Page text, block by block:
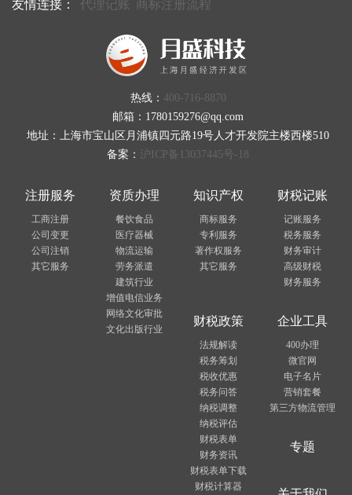
友情连接： 代理记账 商标注册流程
热线： 400-716-8870
邮箱：1780159276@qq.com
地址：上海市宝山区月浦镇四元路19号人才开发院主楼西楼510
备案： 沪ICP备13037445号-18
注册服务
工商注册
公司变更
公司注销
其它服务
资质办理
餐饮食品
医疗器械
物流运输
劳务派遣
建筑行业
增值电信业务
网络文化审批
文化出版行业
知识产权
商标服务
专利服务
著作权服务
其它服务
财税记账
记账服务
税务服务
财务审计
高级财税
财务服务
财税政策
法规解读
税务筹划
税收优惠
税务问答
纳税调整
纳税评估
财税表单
财务资讯
财税表单下载
财税计算器
企业工具
400办理
微官网
电子名片
营销套餐
第三方物流管理
专题